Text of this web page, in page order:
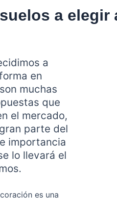
a elegir
a
en
muchas
que
el mercado,
parte del
importancia
lo llevará el
es una